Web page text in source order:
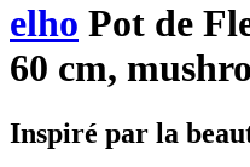
elho Pot de
60 cm,
Inspiré par la